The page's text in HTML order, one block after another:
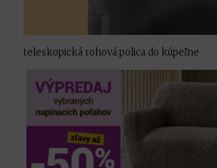
teleskopická rohová polica do kúpeľne